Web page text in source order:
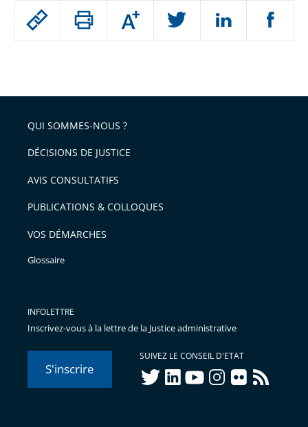
Passer
arriver
après
Augmenter
ou
l'article
pour
avant
QUI SOMMES-NOUS ?
DÉCISIONS DE JUSTICE
AVIS CONSULTATIFS
PUBLICATIONS & COLLOQUES
VOS DÉMARCHES
Glossaire
INFOLETTRE
Inscrivez-vous à la lettre de la Justice administrative
S'inscrire
SUIVEZ LE CONSEIL D'ETAT
twitterlinkedInyoutubeinstagram
flickr rss